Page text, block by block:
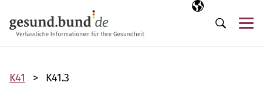
Seçili dil
TR
Arama
K41 K41.3